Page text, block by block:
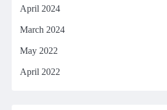
April 2024
March 2024
May 2022
April 2022